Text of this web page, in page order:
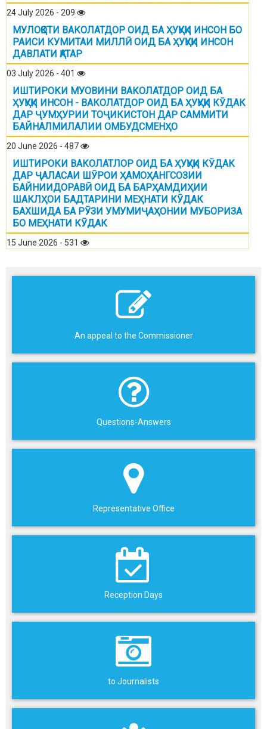
24 July 2026 - 209
МУЛОҚОТИ ВАКОЛАТДОР ОИД БА ҲУҚУҚИ ИНСОН БО
РАИСИ КУМИТАИ МИЛЛӢ ОИД БА ҲУҚУҚИ ИНСОН
ДАВЛАТИ ҚАТАР
03 July 2026 - 401
ИШТИРОКИ МУОВИНИ ВАКОЛАТДОР ОИД БА
ҲУҚУҚИ ИНСОН - ВАКОЛАТДОР ОИД БА ҲУҚУҚИ КӮДАК
ДАР ҶУМҲУРИИ ТОҶИКИСТОН ДАР САММИТИ
БАЙНАЛМИЛАЛИИ ОМБУДСМЕНҲО
20 June 2026 - 487
ИШТИРОКИ ВАКОЛАТЛОР ОИД БА ҲУҚУҚИ КӮДАК
ДАР ҶАЛАСАИ ШӮРОИ ҲАМОҲАНГСОЗИИ
БАЙНИИДОРАВӢ ОИД БА БАРҲАМДИҲИИ
ШАКЛҲОИ БАДТАРИНИ МЕҲНАТИ КӮДАК
БАХШИДА БА РӮЗИ УМУМИҶАҲОНИИ МУБОРИЗА
БО МЕҲНАТИ КӮДАК
15 June 2026 - 531
An appeal to the Commissioner
Questions-Answers
Representative Office
Reception Days
to Journalists